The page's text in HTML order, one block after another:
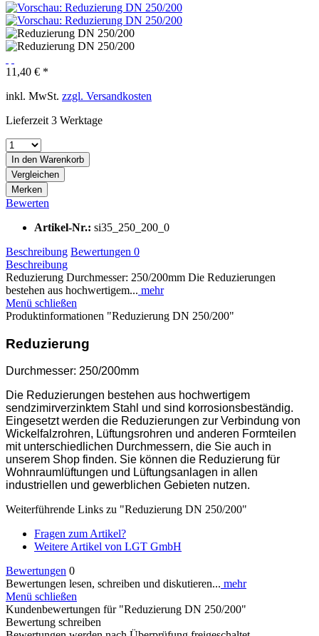
11,40 € *
inkl. MwSt. zzgl. Versandkosten
Lieferzeit 3 Werktage
In den Warenkorb
Vergleichen
Merken
Bewerten
Artikel-Nr.: si35_250_200_0
Beschreibung Bewertungen 0
Beschreibung
Reduzierung Durchmesser: 250/200mm Die Reduzierungen
bestehen aus hochwertigem... mehr
Menü schließen
Produktinformationen "Reduzierung DN 250/200"
Reduzierung
Durchmesser: 250/200mm
Die Reduzierungen bestehen aus hochwertigem
sendzimirverzinktem Stahl und sind korrosionsbeständig.
Eingesetzt werden die Reduzierungen zur Verbindung von
Wickelfalzrohren, Lüftungsrohren und anderen Formteilen
mit unterschiedlichen Durchmessern, die Sie auch in
unserem Shop finden. Sie können die Reduzierung für
Wohnraumlüftungen und Lüftungsanlagen in allen
industriellen und gewerblichen Gebieten nutzen.
Weiterführende Links zu "Reduzierung DN 250/200"
Fragen zum Artikel?
Weitere Artikel von LGT GmbH
Bewertungen 0
Bewertungen lesen, schreiben und diskutieren... mehr
Menü schließen
Kundenbewertungen für "Reduzierung DN 250/200"
Bewertung schreiben